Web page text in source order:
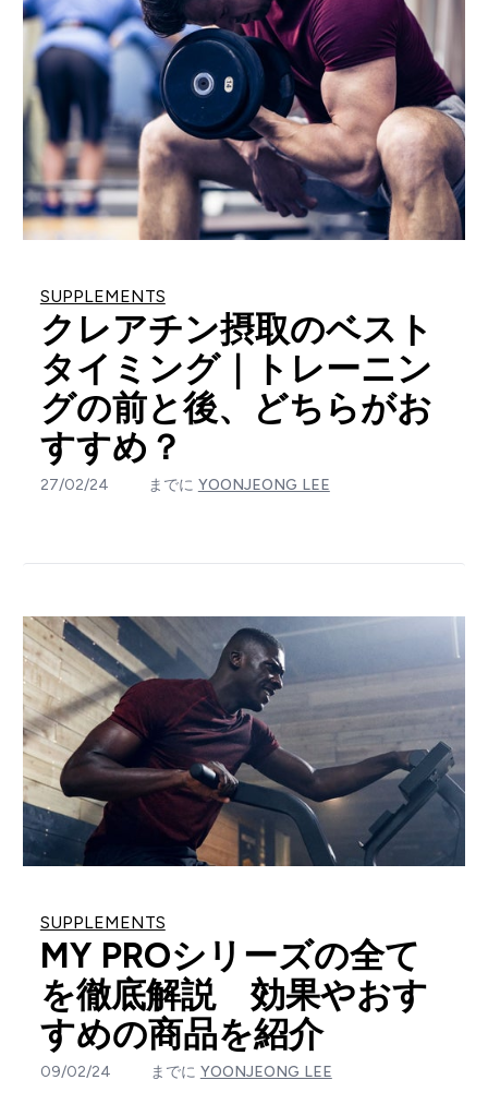
SUPPLEMENTS
クレアチン摂取のベスト
タイミング｜トレーニン
グの前と後、どちらがお
すすめ？
27/02/24 までに YOONJEONG LEE
SUPPLEMENTS
MY PROシリーズの全て
を徹底解説 効果やおす
すめの商品を紹介
09/02/24 までに YOONJEONG LEE